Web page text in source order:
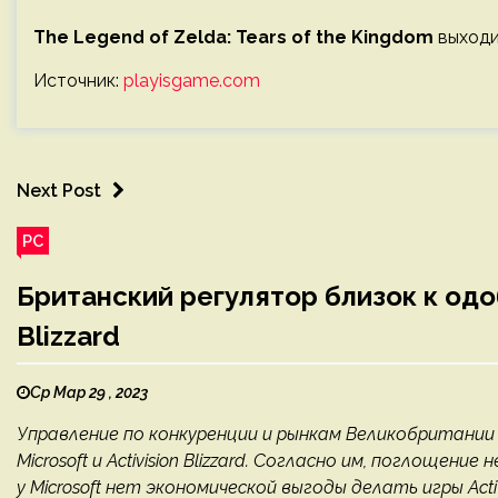
The Legend of Zelda: Tears of the Kingdom
Источник: playisgame.com
Next Post
PC
Британский регулятор близок к
Blizzard
Ср Мар 29 , 2023
Управление по конкуренции и рынкам
Microsoft и Activision Blizzard. Согласно им,
у Microsoft нет экономической выгоды делать игры